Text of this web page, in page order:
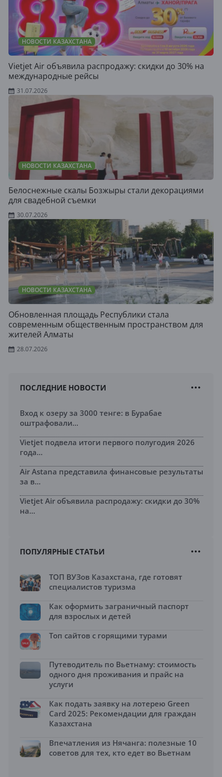
НОВОСТИ КАЗАХСТАНА
Vietjet Air объявила распродажу: скидки до 30% на
международные рейсы
31.07.2026
НОВОСТИ КАЗАХСТАНА
Белоснежные скалы Бозжыры стали декорациями
для свадебной съемки
30.07.2026
НОВОСТИ КАЗАХСТАНА
Обновленная площадь Республики стала
современным общественным пространством для
жителей Алматы
28.07.2026
ПОСЛЕДНИЕ НОВОСТИ
Вход к озеру за 3000 тенге: в Бурабае
оштрафовали...
Vietjet подвела итоги первого полугодия 2026
года...
Air Astana представила финансовые результаты
за в...
Vietjet Air объявила распродажу: скидки до 30%
на...
ПОПУЛЯРНЫЕ СТАТЬИ
ТОП ВУЗов Казахстана, где готовят
специалистов туризма
Как оформить заграничный паспорт
для взрослых и детей
Топ сайтов с горящими турами
Путеводитель по Вьетнаму: стоимость
одного дня проживания и прайс на
услуги
Как подать заявку на лотерею Green
Card 2025: Рекомендации для граждан
Казахстана
Впечатления из Нячанга: полезные 10
советов для тех, кто едет во Вьетнам